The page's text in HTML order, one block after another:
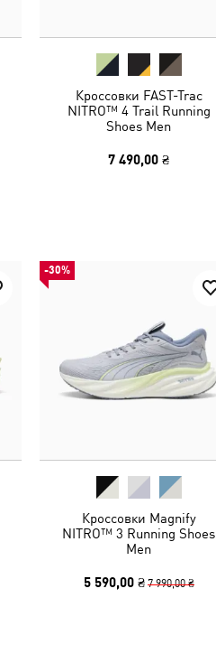
Кроссовки FAST-Trac
NITRO™ 4 Trail Running
Shoes Men
7 490,00 ₴
-30%
Кроссовки Magnify
NITRO™ 3 Running Shoes
Men
5 590,00 ₴ 7 990,00 ₴